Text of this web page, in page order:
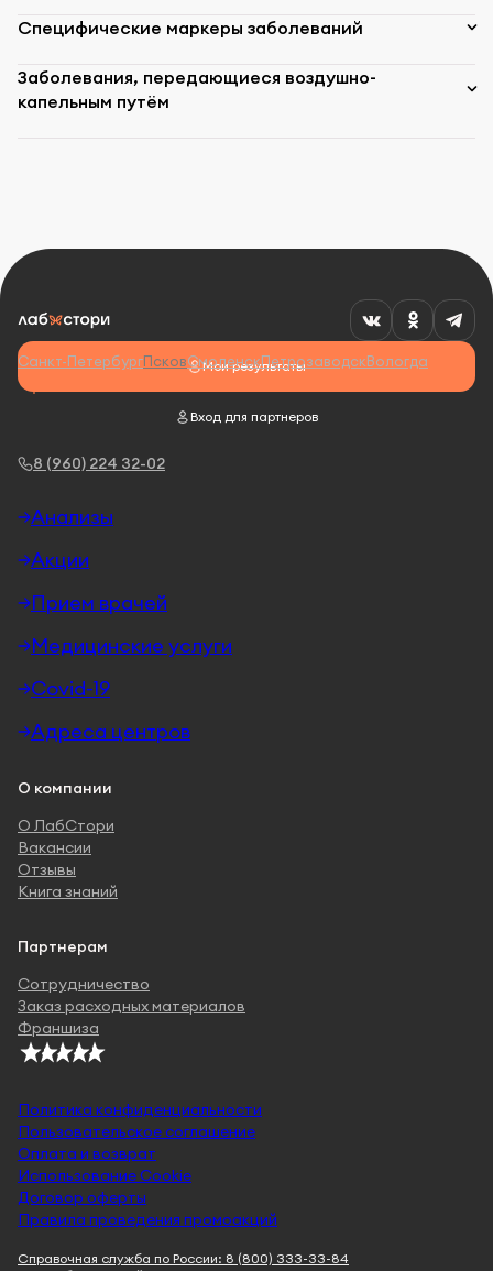
Специфические маркеры заболеваний
Заболевания, передающиеся воздушно-
капельным путём
8 (960) 224 32-02
Мои результаты
Вход для партнеров
Санкт-ПетербургПсковСмоленскПетрозаводскВологда
Анализы
Акции
Прием врачей
Медицинские услуги
Covid-19
Адреса центров
О компании
О ЛабСтори
Вакансии
Отзывы
Книга знаний
Партнерам
Сотрудничество
Заказ расходных материалов
Франшиза
Политика конфиденциальности
Пользовательское соглашение
Оплата и возврат
Использование Cookie
Договор оферты
Правила проведения промоакций
Справочная служба по России: 8 (800) 333-33-84